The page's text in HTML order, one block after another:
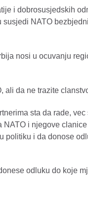
i dobrosusjedskih
NATO
nosi u ocuvanju
ali da ne trazite
sta da rade,
i njegove
politiku i da donose
odluku do koje